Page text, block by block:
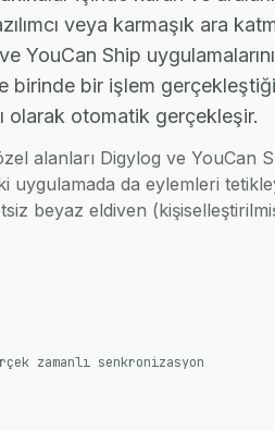
veya karmaşık ara
YouCan Ship
birinde bir işlem
olarak otomatik gerçekleşir.
alanları Digylog ve YouCan
uygulamada da eylemleri
beyaz eldiven
zamanlı senkronizasyon